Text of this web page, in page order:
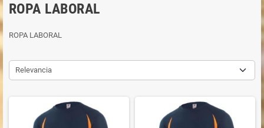
ROPA LABORAL
ROPA LABORAL
Relevancia